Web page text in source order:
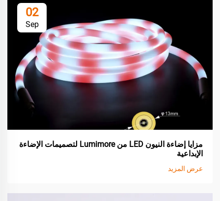
02
Sep
مزايا إضاءة النيون LED من Lumimore لتصميمات الإضاءة
الإبداعية
عرض المزيد